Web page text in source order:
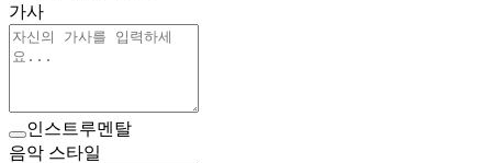
가사
인스트루멘탈
음악 스타일